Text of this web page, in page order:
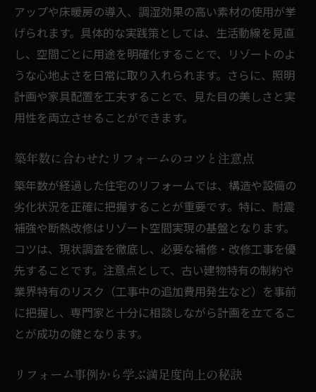
案
内装リフォームで温もりある空間を作る方
法
リフォームとリノベーションの費用比較
リフォーム事例からヒントを得るコツ
リフォームで快適な住環境を作るポイント
リフォームが実現する断熱・耐震性の向上
リフォーム費用の相場と見積もりのポイン
ト
リフォーム後の暮らしを考えるアイデア集
リフォーム事例に学ぶ失敗しない工夫
リフォーム相談時に役立つチェックリスト
リフォーム業界の注意点と失敗しない選び方
リフォーム業界のリスクと注意点を解説
リフォームの追加費用トラブル回避術
アップや床暖房の導入、調湿効果の高い素材の使用が挙
げられます。具体的な実践策としては、生活動線を見直
し、空間ごとに用途を明確化することで、リゾートのよ
うな心地よさを日常に取り入れられます。さらに、照明
計画や家具配置を工夫することで、見た目の美しさと実
用性を両立させることができます。
築年数に合わせたリフォームのコツと注意点
築年数が経過した住宅のリフォームでは、構造や設備の
劣化状況を正確に把握することが重要です。特に、耐震
補強や断熱改修はリゾート空間実現の基盤となります。
コツは、現状調査を徹底し、必要な補修・改修工事を優
先することです。注意点として、古い建物特有の制約や
業界特有のリスク（工事中の追加費用発生など）を事前
に把握し、専門家と十分に相談しながら計画を立てるこ
とが成功の鍵となります。
リフォーム事例から学ぶ満足度向上の秘訣